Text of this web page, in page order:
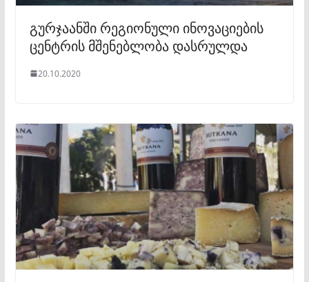
გურჯაანში რეგიონული ინოვაციების
ცენტრის მშენებლობა დასრულდა
20.10.2020